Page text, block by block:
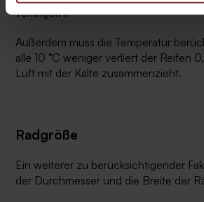
verringern.
Außerdem muss die Temperatur
alle 10 °C weniger verliert der Reifen
Luft mit der Kälte zusammenzieht.
Radgröße
Ein weiterer zu berücksichtigender
der Durchmesser und die Breite der